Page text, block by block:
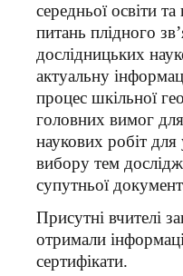
середньої освіти
питань плідного
дослідницьких
актуальну
процес шкільної
головних вимог
наукових робіт
вибору тем
супутньої
Присутні вчителі
отримали
сертифікати.